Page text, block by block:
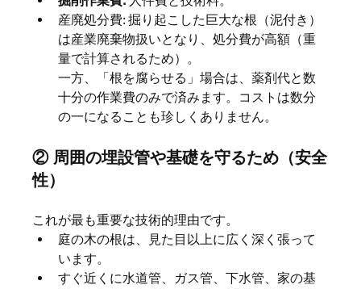
産廃処分費: 掘り起こした巨大な根（泥付き）
は産業廃棄物扱いとなり、処分費が高額（重
量で計算されるため）。
一方、「根を腐らせる」場合は、薬剤代と数
十分の作業費のみで済みます。コストは数分
の一になることも珍しくありません。
② 周囲の埋設管や基礎を守るため（安全
性）
これが最も重要な技術的理由です。
庭の木の根は、見た目以上に広く深く張って
います。
すぐ近くに水道管、ガス管、下水管、家の基